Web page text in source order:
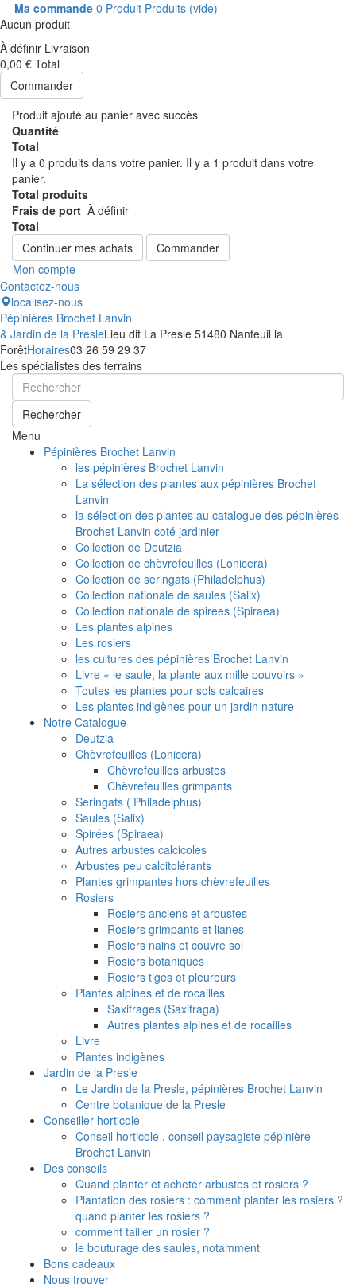
Ma commande 0 Produit Produits (vide)
Aucun produit
À définir Livraison
0,00 € Total
Commander
Produit ajouté au panier avec succès
Quantité
Total
Il y a 0 produits dans votre panier. Il y a 1 produit dans votre
panier.
Total produits
Frais de port À définir
Total
Continuer mes achats
Commander
Mon compte
Contactez-nous
localisez-nous
Pépinières Brochet Lanvin
& Jardin de la PresleLieu dit La Presle 51480 Nanteuil la
ForêtHoraires03 26 59 29 37
Les spécialistes des terrains
Rechercher
Menu
Pépinières Brochet Lanvin
les pépinières Brochet Lanvin
La sélection des plantes aux pépinières Brochet
Lanvin
la sélection des plantes au catalogue des pépinières
Brochet Lanvin coté jardinier
Collection de Deutzia
Collection de chèvrefeuilles (Lonicera)
Collection de seringats (Philadelphus)
Collection nationale de saules (Salix)
Collection nationale de spirées (Spiraea)
Les plantes alpines
Les rosiers
les cultures des pépinières Brochet Lanvin
Livre « le saule, la plante aux mille pouvoirs »
Toutes les plantes pour sols calcaires
Les plantes indigènes pour un jardin nature
Notre Catalogue
Deutzia
Chèvrefeuilles (Lonicera)
Chèvrefeuilles arbustes
Chèvrefeuilles grimpants
Seringats ( Philadelphus)
Saules (Salix)
Spirées (Spiraea)
Autres arbustes calcicoles
Arbustes peu calcitolérants
Plantes grimpantes hors chèvrefeuilles
Rosiers
Rosiers anciens et arbustes
Rosiers grimpants et lianes
Rosiers nains et couvre sol
Rosiers botaniques
Rosiers tiges et pleureurs
Plantes alpines et de rocailles
Saxifrages (Saxifraga)
Autres plantes alpines et de rocailles
Livre
Plantes indigènes
Jardin de la Presle
Le Jardin de la Presle, pépinières Brochet Lanvin
Centre botanique de la Presle
Conseiller horticole
Conseil horticole , conseil paysagiste pépinière
Brochet Lanvin
Des conseils
Quand planter et acheter arbustes et rosiers ?
Plantation des rosiers : comment planter les rosiers ?
quand planter les rosiers ?
comment tailler un rosier ?
le bouturage des saules, notamment
Bons cadeaux
Nous trouver